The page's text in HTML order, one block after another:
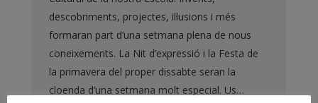
descobriments, projectes, il·lusions i més
formaran part d’una setmana plena de nous
coneixements. La Nit d’expressió i la Festa de
la primavera del proper dissabte seran la
cloenda d’una setmana molt especial. Us…